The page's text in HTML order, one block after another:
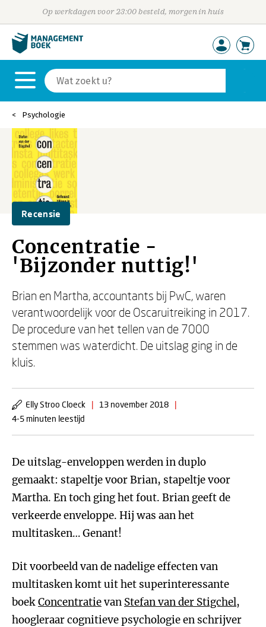
Op werkdagen voor 23:00 besteld, morgen in huis
Psychologie
Recensie
Concentratie -
'Bijzonder nuttig!'
Brian en Martha, accountants bij PwC, waren
verantwoordelijk voor de Oscaruitreiking in 2017.
De procedure van het tellen van de 7000
stemmen was waterdicht. De uitslag ging in de
kluis.
Elly Stroo Cloeck | 13 november 2018
|
4-5 minuten leestijd
De uitslag-enveloppen werden in duplo
gemaakt: stapeltje voor Brian, stapeltje voor
Martha. En toch ging het fout. Brian geeft de
verkeerde enveloppe. Hij was aan het
multitasken… Genant!
Dit voorbeeld van de nadelige effecten van
multitasken komt uit het superinteressante
boekConcentratievan Stefan van der Stigchel,
hoogleraar cognitieve psychologie en schrijver